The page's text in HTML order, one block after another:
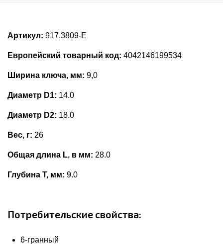
Артикул: 917.3809-E
Европейский товарный код: 4042146199534
Ширина ключа, мм: 9,0
Диаметр D1: 14.0
Диаметр D2: 18.0
Вес, г: 26
Общая длина L, в мм: 28.0
Глубина Т, мм: 9.0
Потребительские свойства:
6-гранный